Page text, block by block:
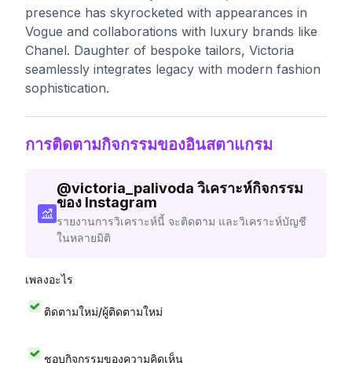
presence has skyrocketed with appearances in
Vogue and collaborations with luxury brands like
Chanel. Daughter of bespoke tailors, Victoria
seamlessly integrates legacy with modern fashion
sophistication.
การติดตามกิจกรรมของอินสตาแกรม
@victoria_palivoda วิเคราะห์กิจกรรม
ของ Instagram
รายงานการวิเคราะห์นี้ จะติดตาม และวิเคราะห์บัญชี
ในหลายมิติ
เพลงอะไร
ติดตามใหม่/ผู้ติดตามใหม่
ชอบกิจกรรมของความคิดเห็น